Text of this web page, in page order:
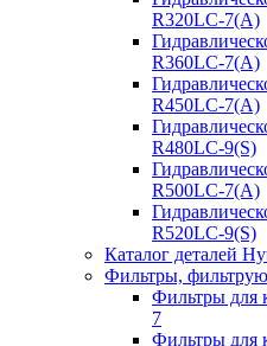
R320LC-7(A)
R360LC-7(A)
R450LC-7(A)
R480LC-9(S)
R500LC-7(A)
R520LC-9(S)
Каталог деталей
Фильтры,
Фильтры для
7
Фильтры для